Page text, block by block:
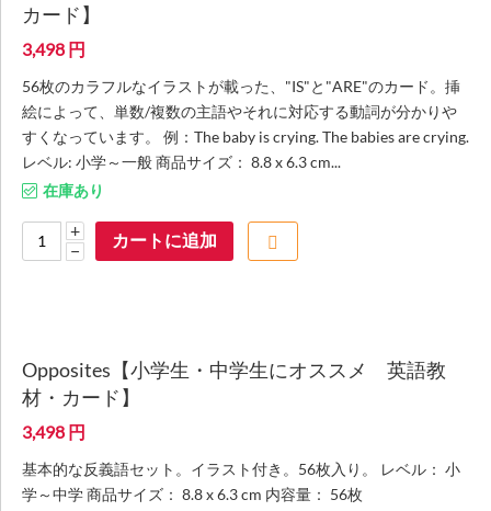
カード】
3,498 円
56枚のカラフルなイラストが載った、"IS"と"ARE"のカード。挿
絵によって、単数/複数の主語やそれに対応する動詞が分かりや
すくなっています。 例：The baby is crying. The babies are crying.
レベル: 小学～一般 商品サイズ： 8.8 x 6.3 cm...
在庫あり
+
−
カートに追加
Opposites【小学生・中学生にオススメ 英語教
材・カード】
3,498 円
基本的な反義語セット。イラスト付き。56枚入り。 レベル： 小
学～中学 商品サイズ： 8.8 x 6.3 cm 内容量： 56枚